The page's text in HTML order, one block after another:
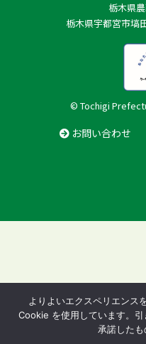
栃木県
栃木県宇都宮市塙
© Tochigi
お問い合わせ
よりよいエクスペリエンス
Cookie を使用しています。
承諾したも